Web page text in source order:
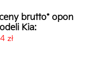
brutto* opon
Kia:
zł